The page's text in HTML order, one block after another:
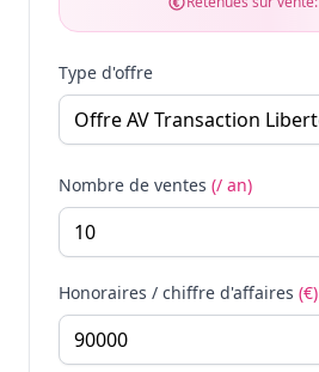
Type d'offre
Nombre de ventes (/ an)
Honoraires / chiffre d'affaires (€)